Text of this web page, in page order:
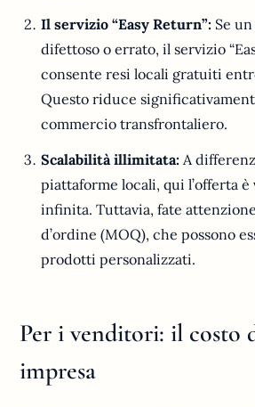
Il servizio “Easy Return”: Se
difettoso o errato, il servizio
consente resi locali gratuiti
Questo riduce
commercio transfrontaliero.
Scalabilità illimitata: A
piattaforme locali, qui l’offerta
infinita. Tuttavia, fate
d’ordine (MOQ), che possono
prodotti personalizzati.
Per i venditori: il costo
impresa